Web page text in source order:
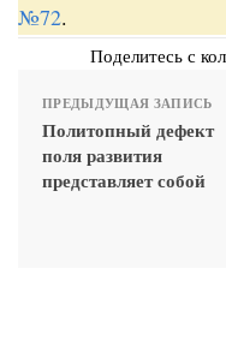
№72.
Поделитесь с
ПРЕДЫДУЩАЯ ЗАПИСЬ
Политопный дефект
поля развития
представляет собой